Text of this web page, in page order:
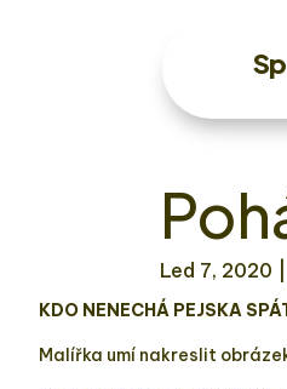
Led 7, 2020
KDO NENECHÁ PEJSKA
Malířka umí nakreslit